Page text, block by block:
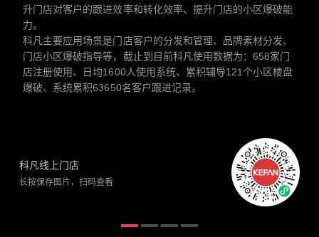
升门店对客户的跟进效率和转化效率、提升门店的小区爆破能
力。
科凡主要应用场景是门店客户的分发和管理、品牌素材分发、
门店小区爆破指导等，截止到目前科凡使用数据为：658家门
店注册使用、日均1600人使用系统、累积辅导121个小区楼盘
爆破、系统累积63650名客户跟进记录。
科凡线上门店
长按保存图片，扫码查看